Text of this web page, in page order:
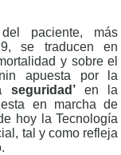
paciente, más
se traducen en
y sobre el
apuesta por la
seguridad’en la
en marcha de
hoy la Tecnología
tal y como refleja